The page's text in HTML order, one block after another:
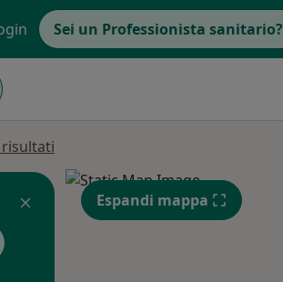
Sei un Professionista sanitario?
Espandi mappa